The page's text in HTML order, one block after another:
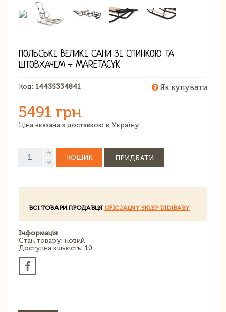
ПОЛЬСЬКІ ВЕЛИКІ САНИ ЗІ СПИНКОЮ ТА
ШТОВХАЧЕМ + MARETACYK
Код: 14435334841 Як купувати
5491 грн
Ціна вказана з доставкою в Україну
КОШИК ПРИДБАТИ
ВСІ ТОВАРИ ПРОДАВЦЯ OFICJALNY SKLEP DIDIBABY
Інформація
Стан товару: новий
Доступна кількість: 10